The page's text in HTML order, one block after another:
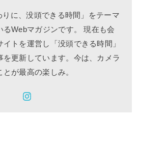
に、没頭できる時間」をテーマ
るWebマガジンです。 現在も会
トを運営し「没頭できる時間」
を更新しています。今は、カメラ
が最高の楽しみ。